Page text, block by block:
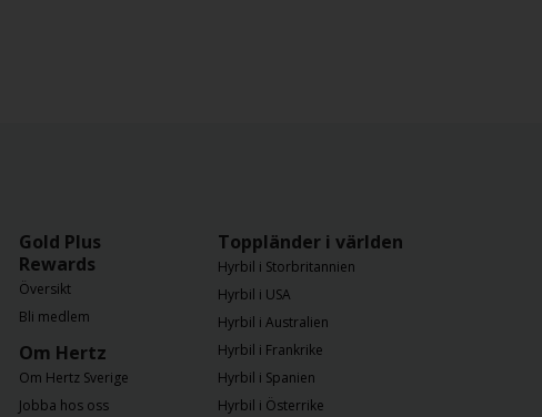
Gold Plus
Rewards
Översikt
Bli medlem
Om Hertz
Om Hertz Sverige
Jobba hos oss
Toppländer i världen
Hyrbil i Storbritannien
Hyrbil i USA
Hyrbil i Australien
Hyrbil i Frankrike
Hyrbil i Spanien
Hyrbil i Österrike